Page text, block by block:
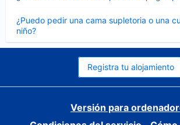
¿Puedo pedir una cama supletoria o una
niño?
cerrado
Registra tu alojamiento
Versión para